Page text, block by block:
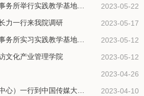
中国传媒大学与盈科律师事务所举行实践教学基地签约仪式
2023-05-22
力一行来我院调研
2023-05-17
中国传媒大学与中银律师事务所实习实践教学基地签约仪式成功举办
2023-05-12
文化产业管理学院
2023-05-12
2023-04-26
杭州市委宣传部（市文创中心）一行到中国传媒大学走访交流
2023-04-10